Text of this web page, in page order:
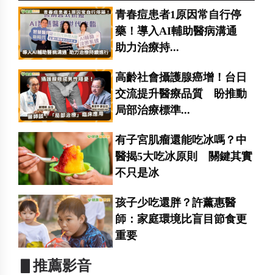
青春痘患者1原因常自行停
藥！導入AI輔助醫病溝通
助力治療持...
高齡社會攝護腺癌增！台日
交流提升醫療品質 盼推動
局部治療標準...
有子宮肌瘤還能吃冰嗎？中
醫揭5大吃冰原則 關鍵其實
不只是冰
孩子少吃還胖？許薰惠醫
師：家庭環境比盲目節食更
重要
▋推薦影音